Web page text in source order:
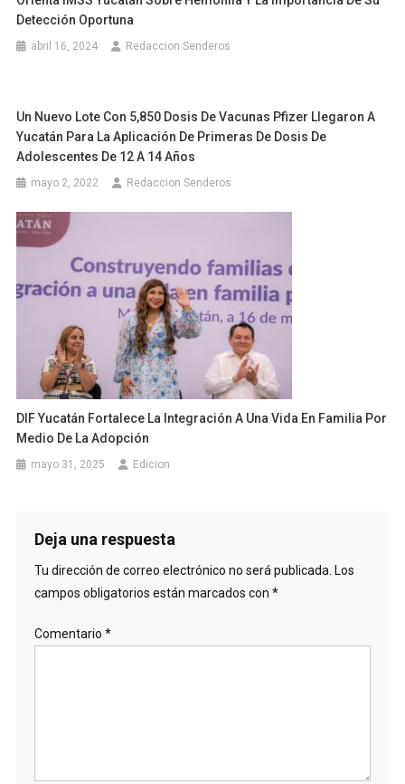
Detección Oportuna
abril 16, 2024 Redaccion Senderos
Un Nuevo Lote Con 5,850 Dosis De Vacunas Pfizer Llegaron A
Yucatán Para La Aplicación De Primeras De Dosis De
Adolescentes De 12 A 14 Años
mayo 2, 2022 Redaccion Senderos
DIF Yucatán Fortalece La Integración A Una Vida En Familia Por
Medio De La Adopción
mayo 31, 2025 Edicion
Deja una respuesta
Tu dirección de correo electrónico no será publicada. Los
campos obligatorios están marcados con *
Comentario *